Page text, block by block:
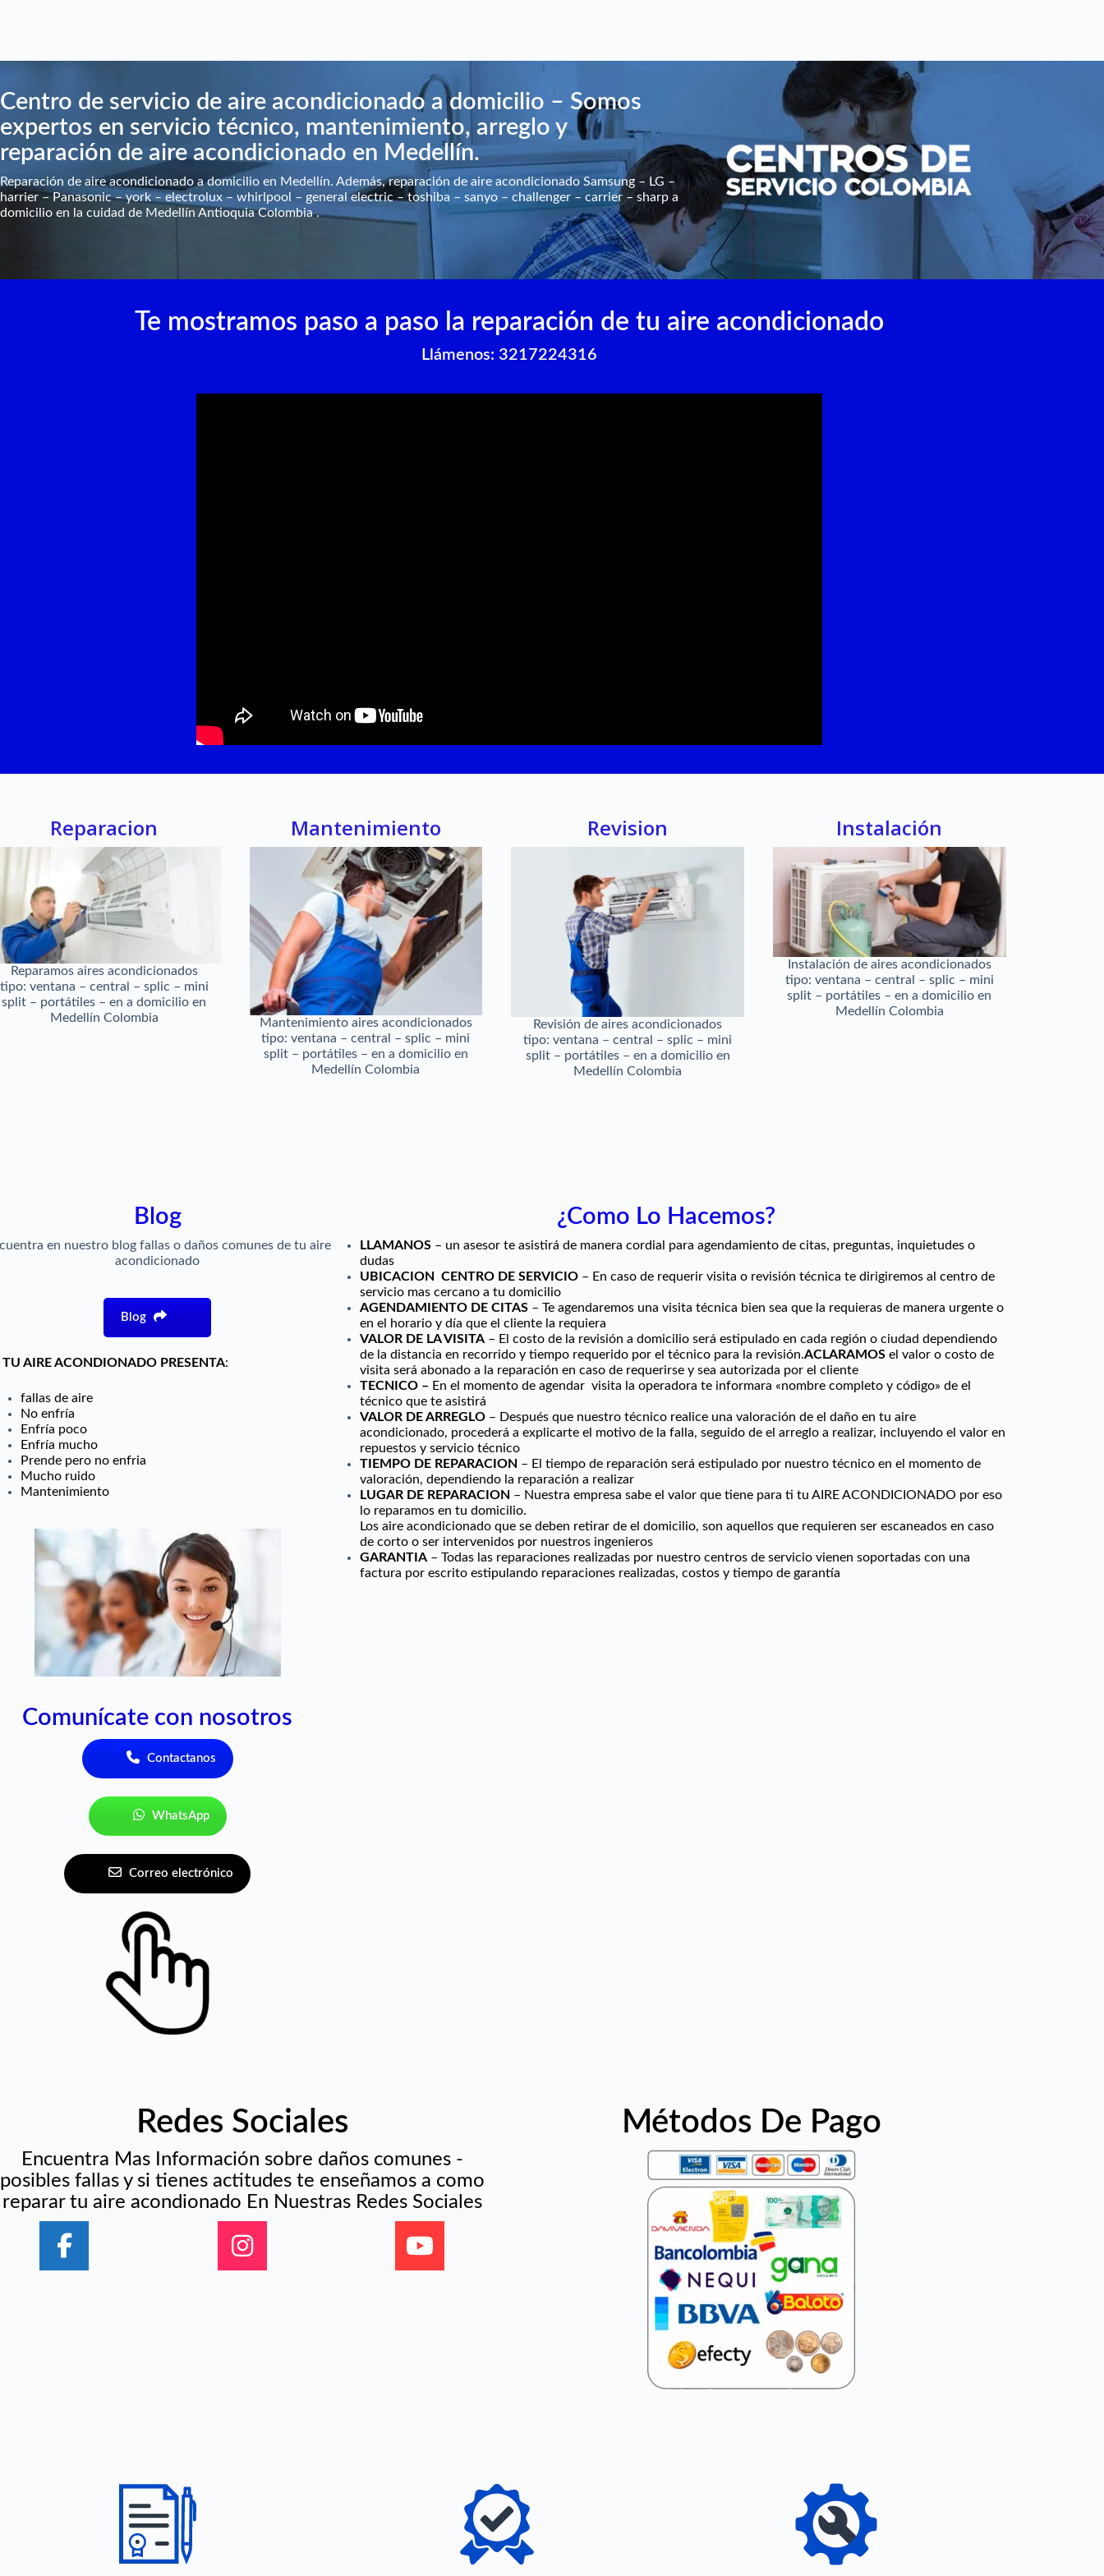
Centro de servicio de aire acondicionado a domicilio – Somos
expertos en servicio técnico, mantenimiento, arreglo y
reparación de aire acondicionado en Medellín.
Reparación de aire acondicionado a domicilio en Medellín. Además, reparación de aire acondicionado Samsung – LG –
harrier – Panasonic – york – electrolux – whirlpool – general electric – toshiba – sanyo – challenger – carrier – sharp a
domicilio en la cuidad de Medellín Antioquia Colombia .
Te mostramos paso a paso la reparación de tu aire acondicionado
Llámenos: 3217224316
Reparacion
Reparamos aires acondicionados
tipo: ventana – central – splic – mini
split – portátiles – en a domicilio en
Medellín Colombia
Mantenimiento
Mantenimiento aires acondicionados
tipo: ventana – central – splic – mini
split – portátiles – en a domicilio en
Medellín Colombia
Revision
Revisión de aires acondicionados
tipo: ventana – central – splic – mini
split – portátiles – en a domicilio en
Medellín Colombia
Instalación
Instalación de aires acondicionados
tipo: ventana – central – splic – mini
split – portátiles – en a domicilio en
Medellín Colombia
Blog
en nuestro blog fallas o daños comunes de tu aire
acondicionado
Blog
TU AIRE ACONDIONADO PRESENTA:
fallas de aire
No enfría
Enfría poco
Enfría mucho
Prende pero no enfria
Mucho ruido
Mantenimiento
Comunícate con nosotros
Contactanos
WhatsApp
Correo electrónico
¿Como Lo Hacemos?
LLAMANOS – un asesor te asistirá de manera cordial para agendamiento de citas, preguntas, inquietudes o
dudas
UBICACION CENTRO DE SERVICIO – En caso de requerir visita o revisión técnica te dirigiremos al centro de
servicio mas cercano a tu domicilio
AGENDAMIENTO DE CITAS – Te agendaremos una visita técnica bien sea que la requieras de manera urgente o
en el horario y día que el cliente la requiera
VALOR DE LA VISITA – El costo de la revisión a domicilio será estipulado en cada región o ciudad dependiendo
de la distancia en recorrido y tiempo requerido por el técnico para la revisión.ACLARAMOS el valor o costo de
visita será abonado a la reparación en caso de requerirse y sea autorizada por el cliente
TECNICO – En el momento de agendar visita la operadora te informara «nombre completo y código» de el
técnico que te asistirá
VALOR DE ARREGLO – Después que nuestro técnico realice una valoración de el daño en tu aire
acondicionado, procederá a explicarte el motivo de la falla, seguido de el arreglo a realizar, incluyendo el valor en
repuestos y servicio técnico
TIEMPO DE REPARACION – El tiempo de reparación será estipulado por nuestro técnico en el momento de
valoración, dependiendo la reparación a realizar
LUGAR DE REPARACION – Nuestra empresa sabe el valor que tiene para ti tu AIRE ACONDICIONADO por eso
lo reparamos en tu domicilio.
Los aire acondicionado que se deben retirar de el domicilio, son aquellos que requieren ser escaneados en caso
de corto o ser intervenidos por nuestros ingenieros
GARANTIA – Todas las reparaciones realizadas por nuestro centros de servicio vienen soportadas con una
factura por escrito estipulando reparaciones realizadas, costos y tiempo de garantía
Redes Sociales
Encuentra Mas Información sobre daños comunes -
posibles fallas y si tienes actitudes te enseñamos a como
reparar tu aire acondionado En Nuestras Redes Sociales
Métodos De Pago